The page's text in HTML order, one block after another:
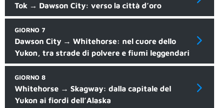
Tok → Dawson City: verso la città d’oro
GIORNO 7
Dawson City → Whitehorse: nel cuore dello
Yukon, tra strade di polvere e fiumi leggendari
GIORNO 8
Whitehorse → Skagway: dalla capitale del
Yukon ai fiordi dell’Alaska